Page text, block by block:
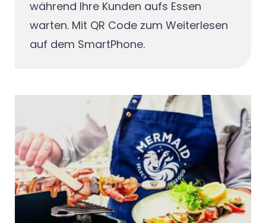
während Ihre Kunden aufs Essen
warten. Mit QR Code zum Weiterlesen
auf dem SmartPhone.